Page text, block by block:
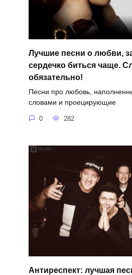
Лучшие песни о любви,
сердечко биться чаще.
обязательно!
Песни про любовь,
словами и проецирующие
0 282
Антиреспект: лучшая